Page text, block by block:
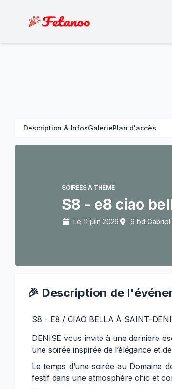
Description & InfosGaleriePlan d'accès
SOIRÉES À THÈME
S8 - e8 ciao
Le 11 juin 2026 9 bd Gabriel
🎉 Description de
S8 - E8 / CIAO BELLA À SAINT-
DENISE vous invite à une dernière
une soirée inspirée de l’élégance et
Le temps d’une soirée au Domaine
festif dans une atmosphère chic et